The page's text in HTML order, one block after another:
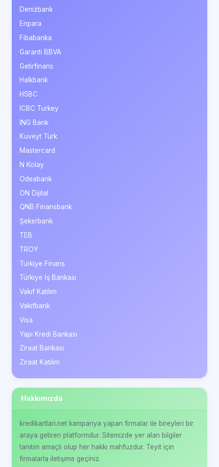
Denizbank
Enpara
Fibabanka
Garanti BBVA
Getirfinans
Halkbank
HSBC
ICBC Turkey
ING Bank
Kuveyt Türk
Mastercard
N Kolay
Odeabank
ON Dijital
QNB Finansbank
Şekerbank
TEB
TROY
Türkiye Finans
Türkiye İş Bankası
Vakıf Katılım
Vakıfbank
Visa
Yapı Kredi Bankası
Ziraat Bankası
Ziraat Katılım
Hakkımızda
kredikartlari.net kampanya yapan firmalar ile bireyleri bir
araya getiren platformdur. Sitemizde yer alan bilgiler
tanıtım amaçlı olup her hakkı mahfuzdur. Teyit için
firmalarla iletişime geçiniz.